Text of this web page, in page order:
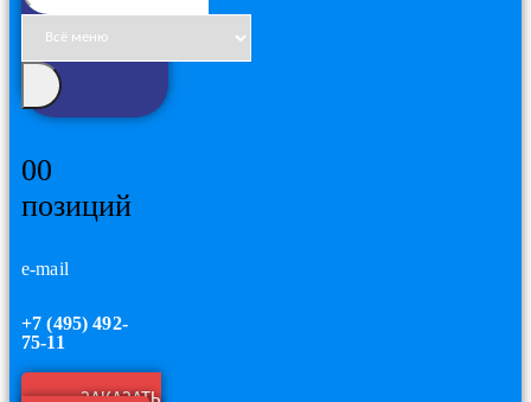
00
позиций
e-mail
+7 (495) 492-
75-11